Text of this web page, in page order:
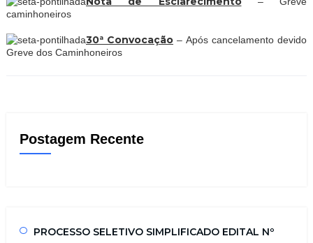
caminhoneiros
30ª Convocação – Após cancelamento devido
Greve dos Caminhoneiros
Postagem Recente
PROCESSO SELETIVO SIMPLIFICADO EDITAL Nº